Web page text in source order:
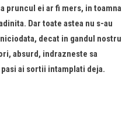
pruncul ei ar fi mers, in toamna
Dar toate astea nu s-au
decat in gandul nostru
absurd, indrazneste sa
ai sortii intamplati deja.